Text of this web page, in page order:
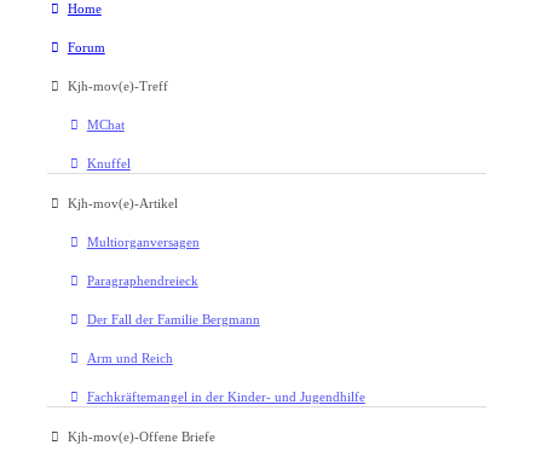
Home
Forum
Kjh-mov(e)-Treff
MChat
Knuffel
Kjh-mov(e)-Artikel
Multiorganversagen
Paragraphendreieck
Der Fall der Familie Bergmann
Arm und Reich
Fachkräftemangel in der Kinder- und Jugendhilfe
Kjh-mov(e)-Offene Briefe